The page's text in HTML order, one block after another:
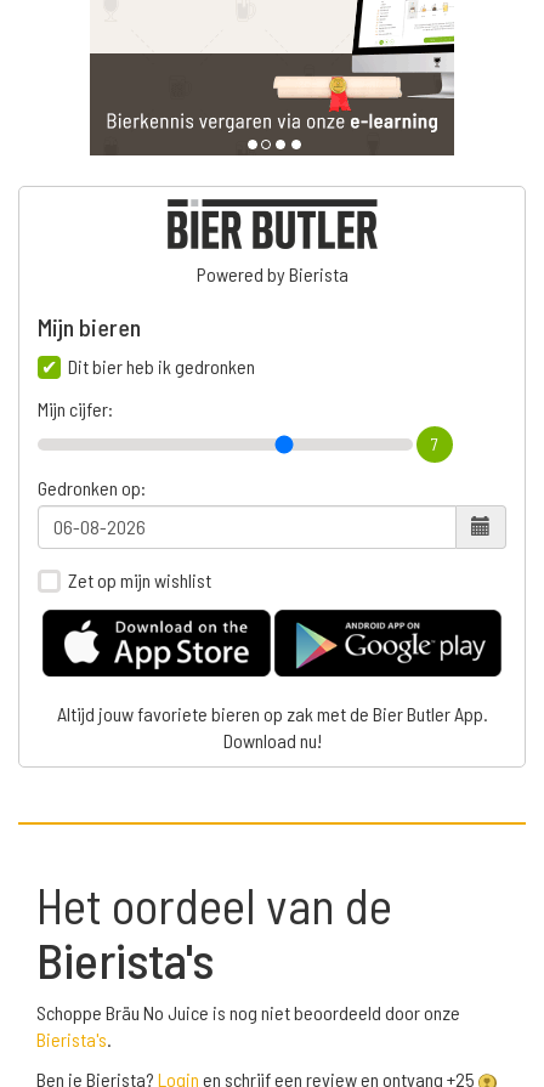
Powered by Bierista
Mijn bieren
Dit bier heb ik gedronken
Mijn cijfer:
7
Gedronken op:
Zet op mijn wishlist
Altijd jouw favoriete bieren op zak met de Bier Butler App.
Download nu!
Het oordeel van de
Bierista's
Schoppe Bräu No Juice is nog niet beoordeeld door onze
Bierista's.
Ben je Bierista? Login en schrijf een review en ontvang +25